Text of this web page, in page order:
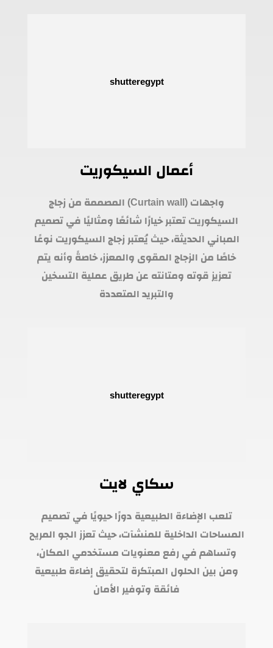
أعمال السيكوريت
واجهات (Curtain wall) المصممة من زجاج
السيكوريت تعتبر خيارًا شائعًا ومثاليًا في تصميم
المباني الحديثة، حيث يُعتبر زجاج السيكوريت نوعًا
خاصًا من الزجاج المقوى والمعزز، خاصةً وأنه يتم
تعزيز قوته ومتانته عن طريق عملية التسخين
والتبريد المتعددة
سكاي لايت
تلعب الإضاءة الطبيعية دورًا حيويًا في تصميم
المساحات الداخلية للمنشآت، حيث تعزز الجو المريح
وتساهم في رفع معنويات مستخدمي المكان،
ومن بين الحلول المبتكرة لتحقيق إضاءة طبيعية
فائقة وتوفير الأمان